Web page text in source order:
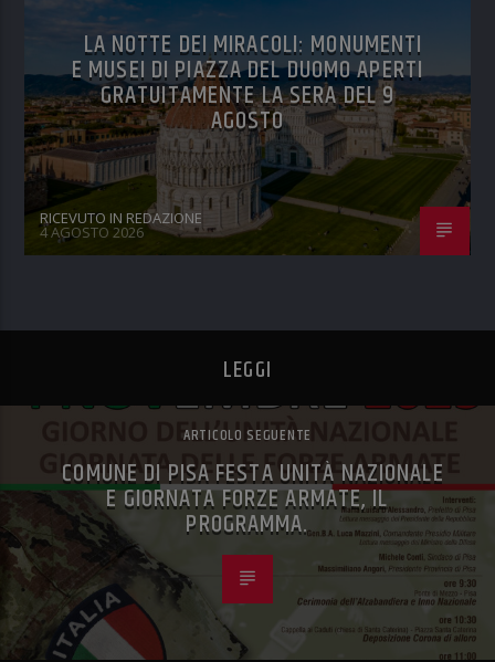
LA NOTTE DEI MIRACOLI: MONUMENTI
E MUSEI DI PIAZZA DEL DUOMO APERTI
GRATUITAMENTE LA SERA DEL 9
AGOSTO
RICEVUTO IN REDAZIONE
4 AGOSTO 2026
LEGGI
ARTICOLO SEGUENTE
COMUNE DI PISA FESTA UNITÀ NAZIONALE
E GIORNATA FORZE ARMATE, IL
PROGRAMMA.